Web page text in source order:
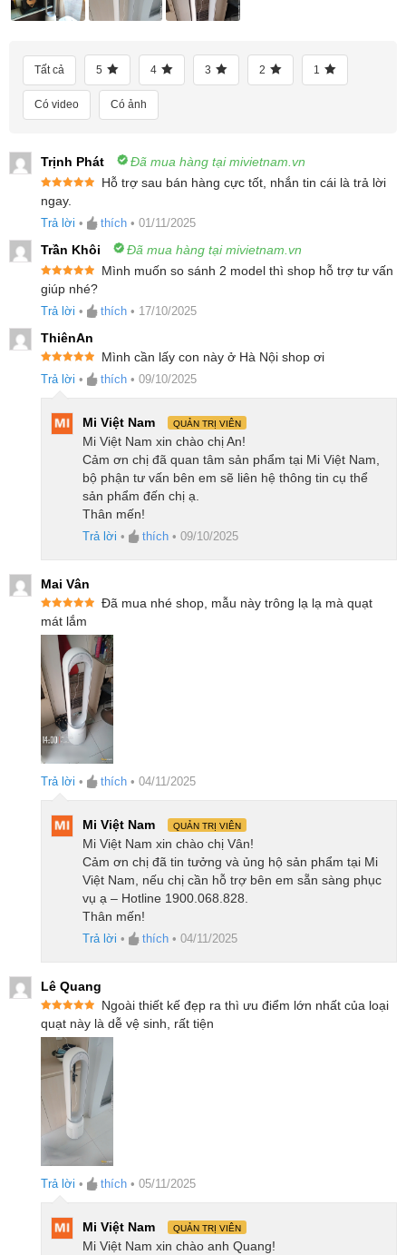
PM2.5, lông thú cưng, vi khuẩn, thậm chí cả những
tác nhân gây viêm phế quản và hen suyễn, mang lại
bầu không khí sạch sẽ cho cả gia đình, đặc biệt là trẻ
nhỏ và người lớn tuổi.
Tất cả 5 4 3 2 1
Có video Có ảnh
Trịnh Phát Đã mua hàng tại mivietnam.vn
hạng55
sao
Hỗ trợ sau bán hàng cực tốt, nhắn tin cái là trả lời
ngay.
Trả lời • thích • 01/11/2025
Trần Khôi Đã mua hàng tại mivietnam.vn
Được xếp
hạng 5
sao
Mình muốn so sánh 2 model thì shop hỗ trợ tư vấn
giúp nhé?
Trả lời • thích • 17/10/2025
ThiênAn
hạng 55
Mình cần lấy con này ở Hà Nội shop ơi
Trả lời • thích • 09/10/2025
Mi Việt Nam QUẢN TRỊ VIÊN
Mi Việt Nam xin chào chị An!
Cảm ơn chị đã quan tâm sản phẩm tại Mi Việt Nam,
bộ phận tư vấn bên em sẽ liên hệ thông tin cụ thể
sản phẩm đến chị ạ.
Thân mến!
Trả lời • thích • 09/10/2025
Mai Vân
Được xếp
hạng 55
sao
Đã mua nhé shop, mẫu này trông lạ lạ mà quạt
mát lắm
Trả lời • thích • 04/11/2025
Mi Việt Nam QUẢN TRỊ VIÊN
Mi Việt Nam xin chào chị Vân!
Cảm ơn chị đã tin tưởng và ủng hộ sản phẩm tại Mi
Việt Nam, nếu chị cần hỗ trợ bên em sẵn sàng phục
vụ ạ – Hotline 1900.068.828.
Thân mến!
Trả lời • thích • 04/11/2025
Lê Quang
Được xếp
hạng5 5
sao
Ngoài thiết kế đẹp ra thì ưu điểm lớn nhất của loại
quạt này là dễ vệ sinh, rất tiện
Trả lời • thích • 05/11/2025
Mi Việt Nam QUẢN TRỊ VIÊN
Mi Việt Nam xin chào anh Quang!